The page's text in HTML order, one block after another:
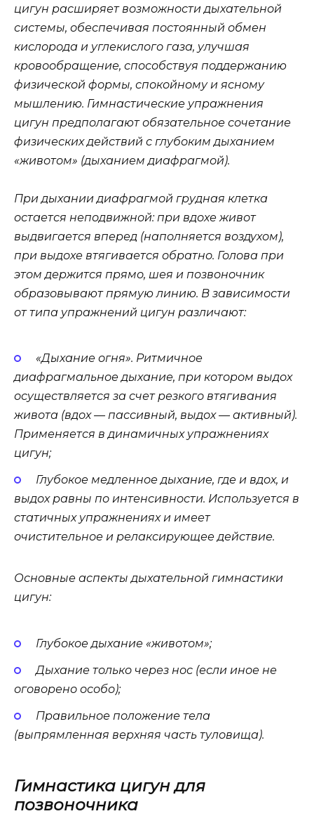
цигун расширяет возможности дыхательной
системы, обеспечивая постоянный обмен
кислорода и углекислого газа, улучшая
кровообращение, способствуя поддержанию
физической формы, спокойному и ясному
мышлению. Гимнастические упражнения
цигун предполагают обязательное сочетание
физических действий с глубоким дыханием
«животом» (дыханием диафрагмой).
При дыхании диафрагмой грудная клетка
остается неподвижной: при вдохе живот
выдвигается вперед (наполняется воздухом),
при выдохе втягивается обратно. Голова при
этом держится прямо, шея и позвоночник
образовывают прямую линию. В зависимости
от типа упражнений цигун различают:
«Дыхание огня». Ритмичное
диафрагмальное дыхание, при котором выдох
осуществляется за счет резкого втягивания
живота (вдох — пассивный, выдох — активный).
Применяется в динамичных упражнениях
цигун;
Глубокое медленное дыхание, где и вдох, и
выдох равны по интенсивности. Используется в
статичных упражнениях и имеет
очистительное и релаксирующее действие.
Основные аспекты дыхательной гимнастики
цигун:
Глубокое дыхание «животом»;
Дыхание только через нос (если иное не
оговорено особо);
Правильное положение тела
(выпрямленная верхняя часть туловища).
Гимнастика цигун для
позвоночника